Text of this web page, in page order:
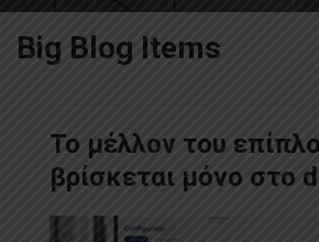
Big Blog Items
Το μέλλον του
βρίσκεται μόνο στο